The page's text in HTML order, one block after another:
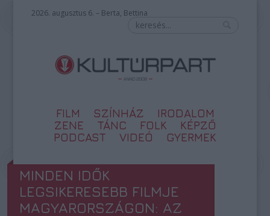
2026. augusztus 6. – Berta, Bettina
FILM SZÍNHÁZ
IRODALOM
ZENE
TÁNC FOLK
KÉPZŐ
PODCAST
VIDEÓ GYERMEK
MINDEN IDŐK
LEGSIKERESEBB FILMJE
MAGYARORSZÁGON: AZ